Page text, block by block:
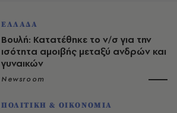
ΕΛΛΑΔΑ
Βουλή: Κατατέθηκε το ν/σ για την
ισότητα αμοιβής μεταξύ ανδρών και
γυναικών
Newsroom
ΠΟΛΙΤΙΚΗ & ΟΙΚΟΝΟΜΙΑ